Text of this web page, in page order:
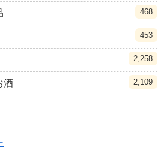
468
453
2,258
酒 2,109